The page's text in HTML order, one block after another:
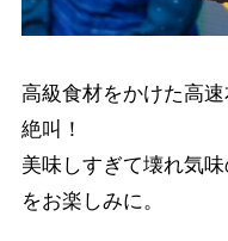
高級食材をかけた高
絶叫！
美味しすぎて壊れ気
をお楽しみに。